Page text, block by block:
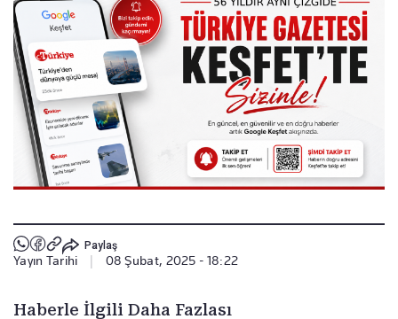
Paylaş
Yayın Tarihi 08 Şubat, 2025 - 18:22
Haberle İlgili Daha Fazlası